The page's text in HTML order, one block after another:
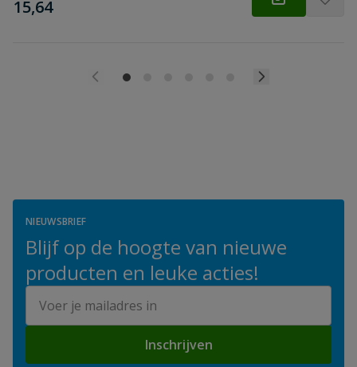
€
15,64
NIEUWSBRIEF
Blijf op de hoogte van nieuwe
producten en leuke acties!
Inschrijven